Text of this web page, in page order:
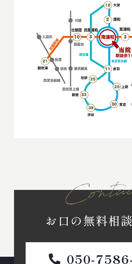
お口の無料相
050-